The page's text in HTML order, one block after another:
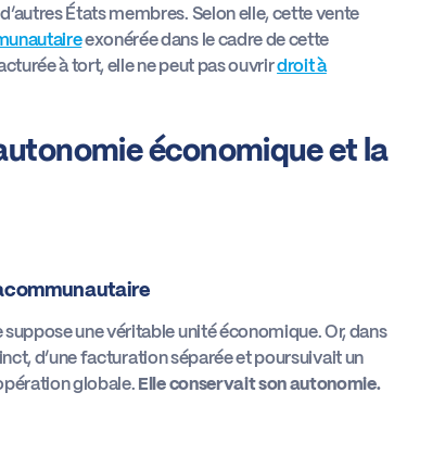
États membres. Selon elle, cette vente
exonérée dans le cadre de cette
à tort, elle ne peut pas ouvrirdroit à
économique et la
une véritable unité économique. Or, dans
d’une facturation séparée et poursuivait un
globale.Elle conservait son autonomie.